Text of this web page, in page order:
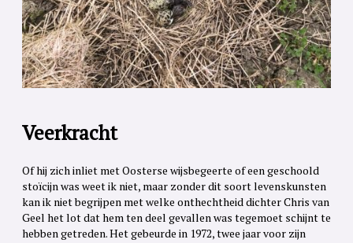
Veerkracht
Of hij zich inliet met Oosterse wijsbegeerte of een geschoold
stoïcijn was weet ik niet, maar zonder dit soort levenskunsten
kan ik niet begrijpen met welke onthechtheid dichter Chris van
Geel het lot dat hem ten deel gevallen was tegemoet schijnt te
hebben getreden. Het gebeurde in 1972, twee jaar voor zijn